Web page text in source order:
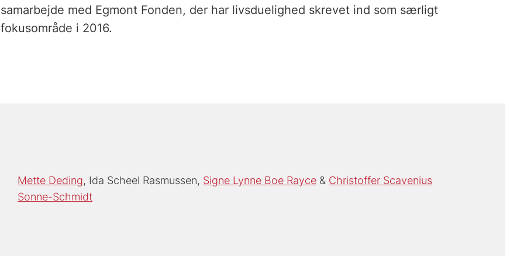
samarbejde med Egmont Fonden, der har livsduelighed skrevet ind som særligt
fokusområde i 2016.
Mette Deding Ida Scheel Rasmussen Signe Lynne Boe Rayce
Christoffer Scavenius
Sonne-Schmidt